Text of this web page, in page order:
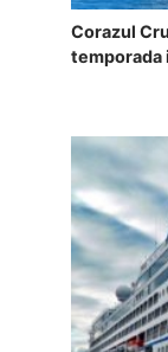
Corazul
temporada